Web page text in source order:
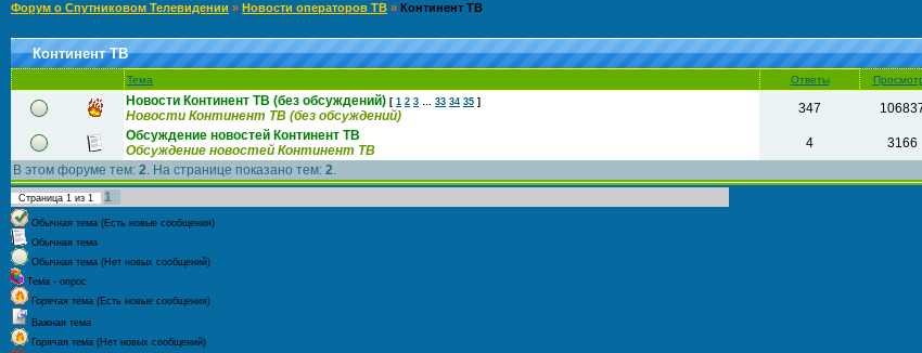
Форум о Спутниковом Телевидении » Новости операторов ТВ » Континент ТВ
Континент ТВ
Тема Ответы
Новости Континент ТВ (без обсуждений) [ 1 2 3 … 33 34 35 ]
Новости Континент ТВ (без обсуждений) 347
Обсуждение новостей Континент ТВ
Обсуждение новостей Континент ТВ
4 3166
В этом форуме тем: 2. На странице показано тем: 2.
Страница 1 из 1 1
Обычная тема (Есть новые сообщения)
Обычная тема
Обычная тема (Нет новых сообщений)
Тема - опрос
Горячая тема (Есть новые сообщения)
Важная тема
Горячая тема (Нет новых сообщений)